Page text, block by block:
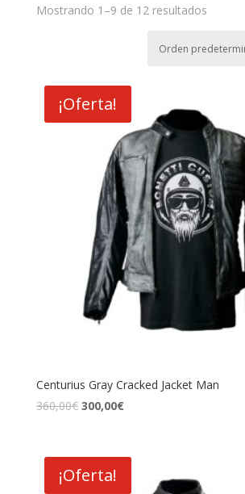
Mostrando 1–9 de 12 resultados
¡Oferta!
Centurius Gray Cracked Jacket Man
360,00€ El
era:
360,00€.
300,00€El
es:
300,00€.
¡Oferta!